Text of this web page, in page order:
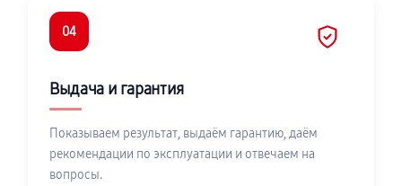
04
Выдача и гарантия
Показываем результат, выдаём гарантию, даём
рекомендации по эксплуатации и отвечаем на
вопросы.